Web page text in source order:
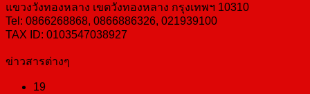
แขวงวังทองหลาง เขตวังทองหลาง กรุงเทพฯ 10310
Tel: 0866268868, 0866886326, 021939100
TAX ID: 0103547038927
ข่าวสารต่างๆ
19